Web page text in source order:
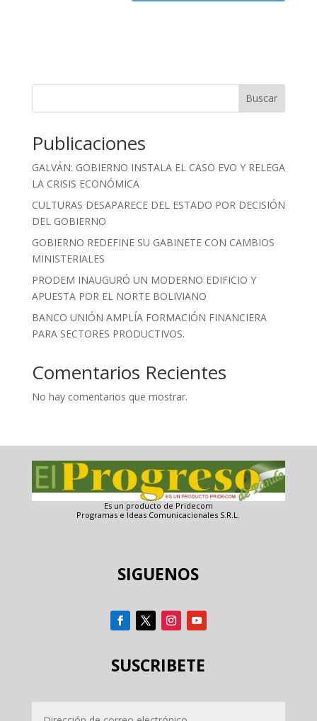
Buscar
Publicaciones
GALVÁN: GOBIERNO INSTALA EL CASO EVO Y RELEGA
LA CRISIS ECONÓMICA
CULTURAS DESAPARECE DEL ESTADO POR DECISIÓN
DEL GOBIERNO
GOBIERNO REDEFINE SU GABINETE CON CAMBIOS
MINISTERIALES
PRODEM INAUGURÓ UN MODERNO EDIFICIO Y
APUESTA POR EL NORTE BOLIVIANO
BANCO UNIÓN AMPLÍA FORMACIÓN FINANCIERA
PARA SECTORES PRODUCTIVOS.
Comentarios Recientes
No hay comentarios que mostrar.
Es un producto de Pridecom
Programas e Ideas Comunicacionales S.R.L.
SIGUENOS
SUSCRIBETE